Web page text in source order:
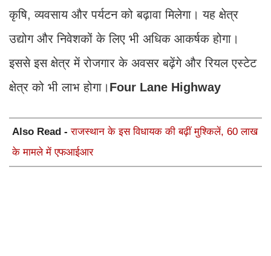
कृषि, व्यवसाय और पर्यटन को बढ़ावा मिलेगा। यह क्षेत्र
उद्योग और निवेशकों के लिए भी अधिक आकर्षक होगा।
इससे इस क्षेत्र में रोजगार के अवसर बढ़ेंगे और रियल एस्टेट
क्षेत्र को भी लाभ होगा। Four Lane Highway
Also Read -राजस्थान के इस विधायक की बढ़ीं मुश्किलें, 60 लाख
के मामले में एफआईआर